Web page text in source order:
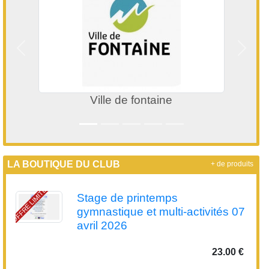
Ville de fontaine
LA BOUTIQUE DU CLUB
OFFRE LIMITÉE
Stage de printemps
gymnastique et multi-activités 07
avril 2026
23.00 €
+ de produits